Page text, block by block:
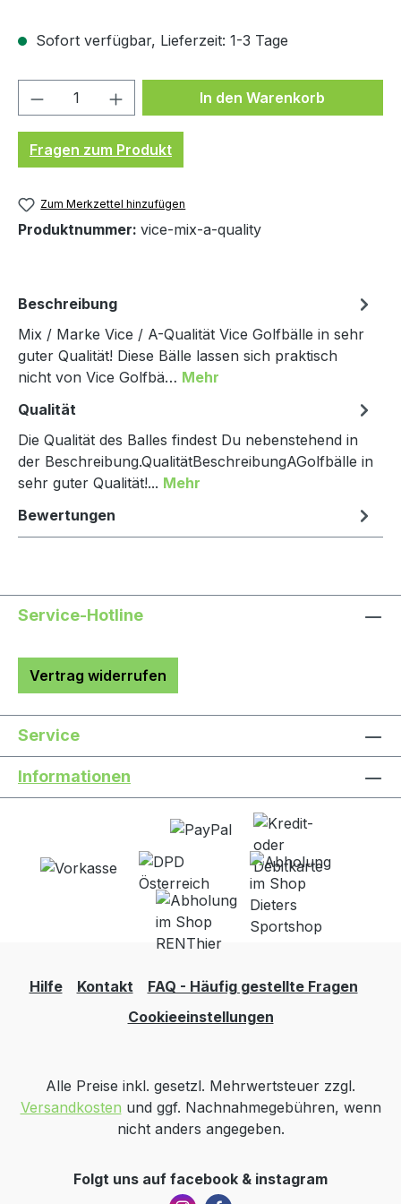
Sofort verfügbar, Lieferzeit: 1-3 Tage
Produkt Anzahl: Gib denIn den Warenkorb
Fragen zum Produkt
Zum Merkzettel hinzufügen
Produktnummer: vice-mix-a-quality
Beschreibung
Mix / Marke Vice / A-Qualität Vice Golfbälle in sehr
guter Qualität! Diese Bälle lassen sich praktisch
nicht von Vice Golfbä… Mehr
Qualität
Die Qualität des Balles findest Du nebenstehend in
der Beschreibung.QualitätBeschreibungAGolfbälle in
sehr guter Qualität!... Mehr
Bewertungen
Service-Hotline
Vertrag widerrufen
Service
Informationen
Hilfe Kontakt
FAQ - Häufig gestellte Fragen
Cookieeinstellungen
Alle Preise inkl. gesetzl. Mehrwertsteuer zzgl.
Versandkosten und ggf. Nachnahmegebühren, wenn
nicht anders angegeben.
Folgt uns auf facebook & instagram